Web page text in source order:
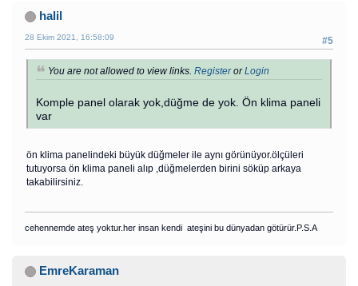
halil
#5
28 Ekim 2021, 16:58:09
You are not allowed to view links. RegisterorLogin
Komple panel olarak yok,düğme de yok. Ön klima paneli
var
ön klima panelindeki büyük düğmeler ile aynı görünüyor.ölçüleri
tutuyorsa ön klima paneli alıp ,düğmelerden birini söküp arkaya
takabilirsiniz.
cehennemde ateş yoktur.her insan kendi ateşini bu dünyadan götürür.P.S.A
EmreKaraman